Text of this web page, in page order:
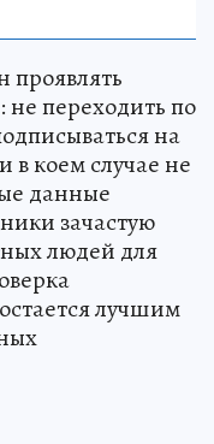
проявлять
переходить по
на
в коем случае не
данные
зачастую
людей для
лучшим